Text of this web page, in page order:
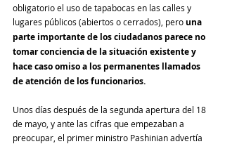
obligatorio el uso de tapabocas en las calles y
lugares públicos (abiertos o cerrados), pero una
parte importante de los ciudadanos parece no
tomar conciencia de la situación existente y
hace caso omiso a los permanentes llamados
de atención de los funcionarios.
Unos días después de la segunda apertura del 18
de mayo, y ante las cifras que empezaban a
preocupar, el primer ministro Pashinian advertía